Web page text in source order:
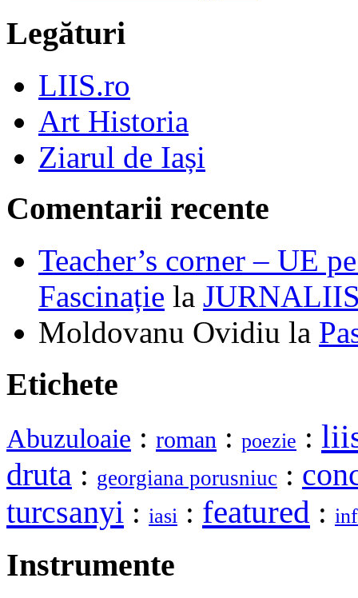
Legături
LIIS.ro
Art Historia
Ziarul de Iași
Comentarii recente
Teacher’s corner – UE
Fascinație la
Moldovanu Ovidiu la
Etichete
Abuzuloaie : roman : poezie :
druta : georgiana porusniuc :
turcsanyi : iasi : featured :
Instrumente